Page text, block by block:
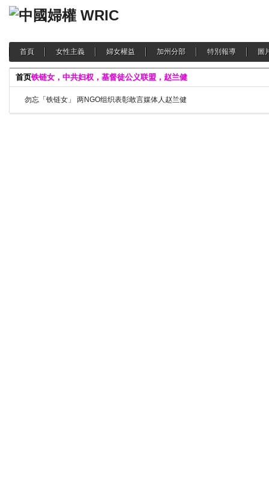
首頁 女性主義 婦女權益 加州分部 特別報導 圖
首页铁链女，中共妇权，基督徒公义联盟，赵兰健
勿忘「铁链女」 两NGO组织表彰敢言媒体人赵兰健